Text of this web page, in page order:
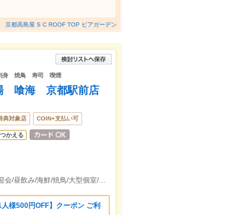
京都高島屋 S C ROOF TOP ビアガーデン
身 焼鳥 寿司 喫煙
場 喰海 京都駅前店
典対象店 COIN+支払い可
かえる
京都駅２出口より徒歩1分 大人数/完全個室/歓送迎会/昼飲み/海鮮/焼鳥/大型個室/飲み放題/寿司/浜焼き
様500円OFF】クーポン ご利